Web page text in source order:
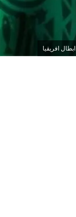
ابطال افريقيا